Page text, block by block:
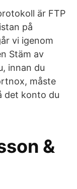
är FTP
på
vi igenom
Stäm av
innan du
måste
det konto du
&